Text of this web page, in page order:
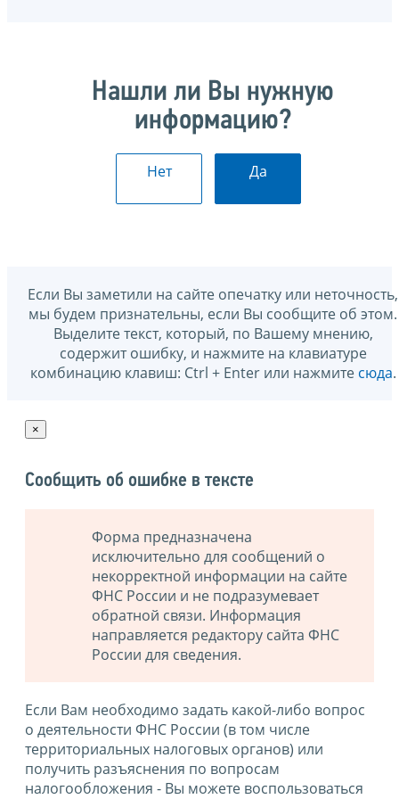
Нашли ли Вы нужную
информацию?
Нет Да
Если Вы заметили на сайте опечатку или неточность,
мы будем признательны, если Вы сообщите об этом.
Выделите текст, который, по Вашему мнению,
содержит ошибку, и нажмите на клавиатуре
комбинацию клавиш: Ctrl + Enter или нажмите сюда.
×
Сообщить об ошибке в тексте
Форма предназначена
исключительно для сообщений о
некорректной информации на сайте
ФНС России и не подразумевает
обратной связи. Информация
направляется редактору сайта ФНС
России для сведения.
Если Вам необходимо задать какой-либо вопрос
о деятельности ФНС России (в том числе
территориальных налоговых органов) или
получить разъяснения по вопросам
налогообложения - Вы можете воспользоваться